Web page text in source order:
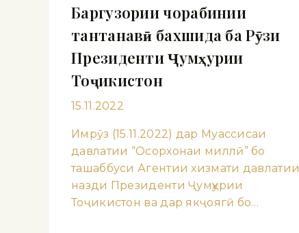
Баргузории чорабинии
тантанавӣ бахшида ба Рӯзи
Президенти Ҷумҳурии
Тоҷикистон
15.11.2022
Имрӯз (15.11.2022) дар Муассисаи
давлатии “Осорхонаи миллӣ” бо
ташаббуси Агентии хизмати давлатии
назди Президенти Ҷумҳурии
Тоҷикистон ва дар якҷоягӣ бо…